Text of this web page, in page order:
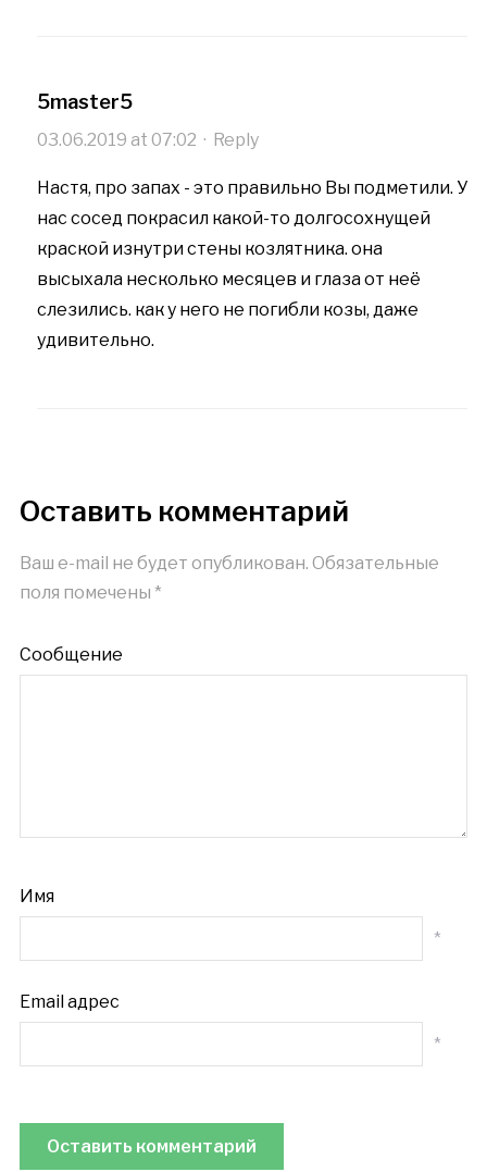
5master5
03.06.2019 at 07:02 · Reply
Настя, про запах - это правильно Вы подметили. У
нас сосед покрасил какой-то долгосохнущей
краской изнутри стены козлятника. она
высыхала несколько месяцев и глаза от неё
слезились. как у него не погибли козы, даже
удивительно.
Оставить комментарий
Ваш e-mail не будет опубликован. Обязательные
поля помечены *
Сообщение
Имя
*
Email адрес
*